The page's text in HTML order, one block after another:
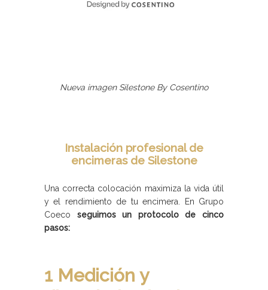
Nueva imagen Silestone By Cosentino
Instalación profesional de
encimeras de Silestone
Una correcta colocación maximiza la vida útil
y el rendimiento de tu encimera. En Grupo
Coeco seguimos un protocolo de cinco
pasos:
1 Medición y